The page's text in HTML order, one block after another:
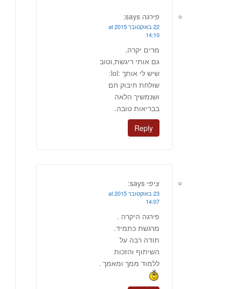
פירגה says:
22 באוקטובר 2015 at
14:10
מרים יקרה,
גם אותי ריגשת,וטוב
שיש לי אותך :lol:
שולחת חיבוק חם
ושנמשיך הלאה
בבריאות טובה.
Reply
ציפי says:
23 באוקטובר 2015 at
14:07
פירגה היקרה .
מרגשת כתמיד.
תודה רבה על
השיתוף והזכות
ללמוד ממך ומאמך .